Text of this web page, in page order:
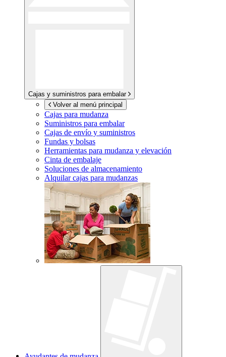
Cajas y suministros para embalar
Volver al menú principal
Cajas para mudanza
Suministros para embalar
Cajas de envío y suministros
Fundas y bolsas
Herramientas para mudanza y elevación
Cinta de embalaje
Soluciones de almacenamiento
Alquilar cajas para mudanzas